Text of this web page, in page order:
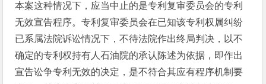
本案这种情况下，应当中止的是专利复审委员会的专利
无效宣告程序。专利复审委员会在已知该专利权属纠纷
已系属法院诉讼情况下，不待法院作出终局判决，以不
确定的专利权持有人石油院的承认陈述为依据，即作出
宣告讼争专利无效的决定，是不符合其应有程序机制要